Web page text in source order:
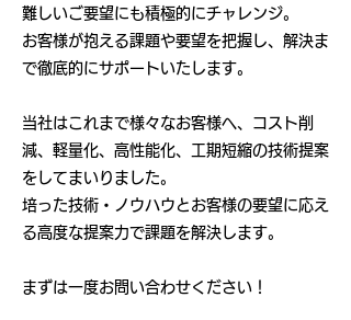
難しいご要望にも積極的にチャレンジ。
お客様が抱える課題や要望を把握し、解決ま
で徹底的にサポートいたします。
当社はこれまで様々なお客様へ、コスト削
減、軽量化、高性能化、工期短縮の技術提案
をしてまいりました。
培った技術・ノウハウとお客様の要望に応え
る高度な提案力で課題を解決します。
まずは一度お問い合わせください！